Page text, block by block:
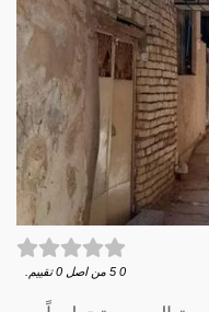
0
5 من اصل 0 تقييم.